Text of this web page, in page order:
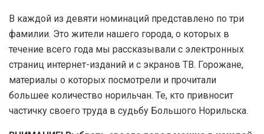
В каждой из девяти номинаций представлено по три
фамилии. Это жители нашего города, о которых в
течение всего года мы рассказывали с электронных
страниц интернет-изданий и с экранов ТВ. Горожане,
материалы о которых посмотрели и прочитали
большее количество норильчан. Те, кто привносит
частичку своего труда в судьбу Большого Норильска.